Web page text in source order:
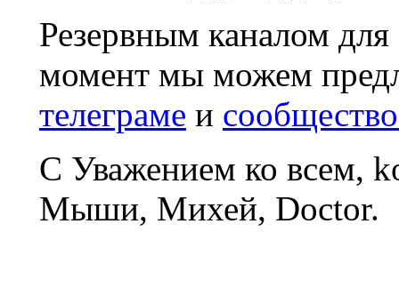
Резервным каналом
момент мы можем
телеграме и
С Уважением ко всем,
Мыши, Михей, Doctor.